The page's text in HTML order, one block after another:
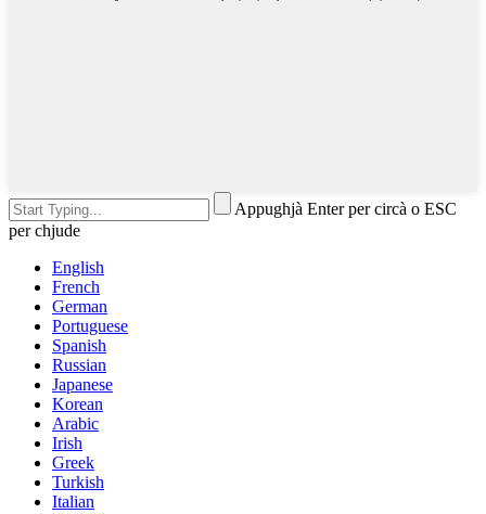
Appughjà Enter per circà o ESC
per chjude
English
French
German
Portuguese
Spanish
Russian
Japanese
Korean
Arabic
Irish
Greek
Turkish
Italian